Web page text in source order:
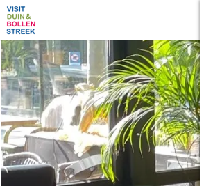
G
e
h
e
n
S
i
e